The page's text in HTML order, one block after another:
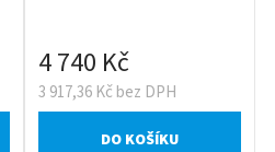
3 917,36 Kč bez DPH
4 740 Kč
DO KOŠÍKU